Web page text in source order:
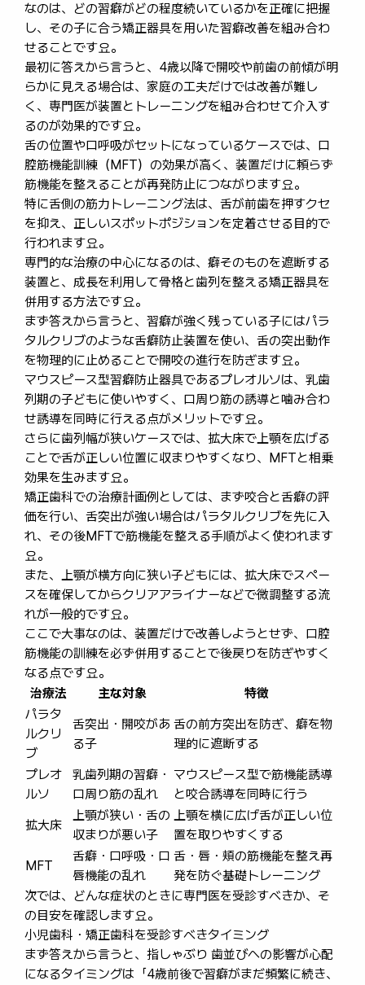
なのは、どの習癖がどの程度続いているかを正確に把握
し、その子に合う矯正器具を用いた習癖改善を組み合わ
せることです요。
最初に答えから言うと、4歳以降で開咬や前歯の前傾が明
らかに見える場合は、家庭の工夫だけでは改善が難し
く、専門医が装置とトレーニングを組み合わせて介入す
るのが効果的です요。
舌の位置や口呼吸がセットになっているケースでは、口
腔筋機能訓練（MFT）の効果が高く、装置だけに頼らず
筋機能を整えることが再発防止につながります요。
特に舌側の筋力トレーニング法は、舌が前歯を押すクセ
を抑え、正しいスポットポジションを定着させる目的で
行われます요。
専門的な治療の中心になるのは、癖そのものを遮断する
装置と、成長を利用して骨格と歯列を整える矯正器具を
併用する方法です요。
まず答えから言うと、習癖が強く残っている子にはパラ
タルクリブのような舌癖防止装置を使い、舌の突出動作
を物理的に止めることで開咬の進行を防ぎます요。
マウスピース型習癖防止器具であるプレオルソは、乳歯
列期の子どもに使いやすく、口周り筋の誘導と噛み合わ
せ誘導を同時に行える点がメリットです요。
さらに歯列幅が狭いケースでは、拡大床で上顎を広げる
ことで舌が正しい位置に収まりやすくなり、MFTと相乗
効果を生みます요。
矯正歯科での治療計画例としては、まず咬合と舌癖の評
価を行い、舌突出が強い場合はパラタルクリブを先に入
れ、その後MFTで筋機能を整える手順がよく使われます
요。
また、上顎が横方向に狭い子どもには、拡大床でスペー
スを確保してからクリアアライナーなどで微調整する流
れが一般的です요。
ここで大事なのは、装置だけで改善しようとせず、口腔
筋機能の訓練を必ず併用することで後戻りを防ぎやすく
なる点です요。
治療法
主な対象
特徴
パラタ
ルクリ
ブ
舌突出・開咬があ
る子
舌の前方突出を防ぎ、癖を物
理的に遮断する
プレオ
ルソ
乳歯列期の習癖・
口周り筋の乱れ
マウスピース型で筋機能誘導
と咬合誘導を同時に行う
拡大床
上顎が狭い・舌の
収まりが悪い子
上顎を横に広げ舌が正しい位
置を取りやすくする
MFT
舌癖・口呼吸・口
唇機能の乱れ
舌・唇・頬の筋機能を整え再
発を防ぐ基礎トレーニング
次では、どんな症状のときに専門医を受診すべきか、そ
の目安を確認します요。
小児歯科・矯正歯科を受診すべきタイミング
まず答えから言うと、指しゃぶり 歯並びへの影響が心配
になるタイミングは「4歳前後で習癖がまだ頻繁に続き、